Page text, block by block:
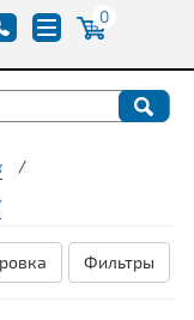
0
/
Фильтры